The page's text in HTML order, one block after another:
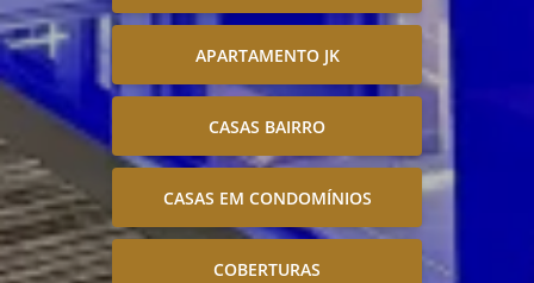
APARTAMENTO JK
CASAS BAIRRO
CASAS EM CONDOMÍNIOS
COBERTURAS